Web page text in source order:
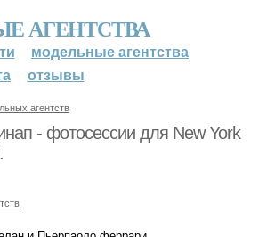
АГЕНТСТВА
модельные агентства
отзывы
агентств
- фотосессии для New York